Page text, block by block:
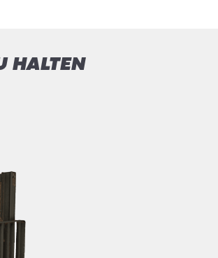
HALTEN